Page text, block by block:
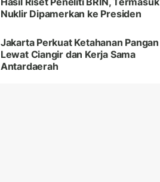
Nuklir Dipamerkan ke Presiden
Jakarta Perkuat Ketahanan Pangan
Lewat Ciangir dan Kerja Sama
Antardaerah